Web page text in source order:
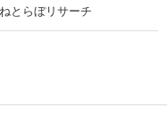
とらぼリサーチ